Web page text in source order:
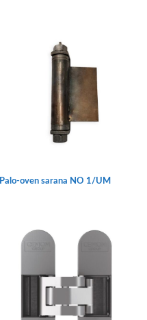
Palo-oven sarana NO 1/UM